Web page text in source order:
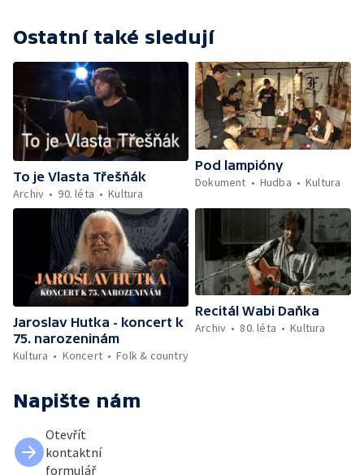
Ostatní také sledují
To je Vlasta Třešňák
Archiv
90. léta Kultura
Pod lampióny
Dokument
Hudba Kultura
Jaroslav Hutka - koncert k
75. narozeninám
Kultura
Koncert Folk & country
Recitál Wabi Daňka
Archiv
80. léta Kultura
Napište nám
Otevřít
kontaktní
formulář